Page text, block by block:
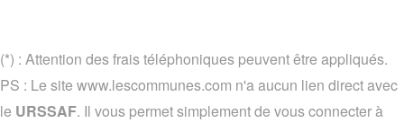
(*) : Attention des frais téléphoniques peuvent être appliqués.
PS : Le site www.lescommunes.com n'a aucun lien direct avec
le URSSAF. Il vous permet simplement de vous connecter à